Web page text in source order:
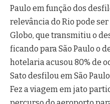
Paulo em função dos
relevância do Rio pode
Globo, que transmitiu o
ficando para São Paulo o
hotelaria acusou 80% de
Sato desfilou em São
Fez a viagem em jato